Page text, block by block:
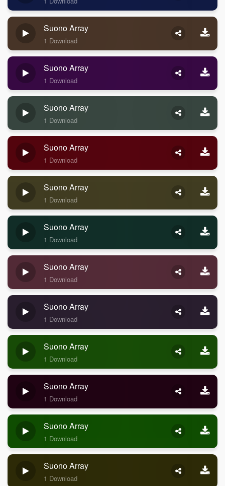
Suono Array
1 Download
Suono Array
1 Download
Suono Array
1 Download
Suono Array
1 Download
Suono Array
1 Download
Suono Array
1 Download
Suono Array
1 Download
Suono Array
1 Download
Suono Array
1 Download
Suono Array
1 Download
Suono Array
1 Download
Suono Array
1 Download